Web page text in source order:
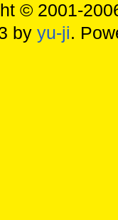
© 2001-
by yu-ji.